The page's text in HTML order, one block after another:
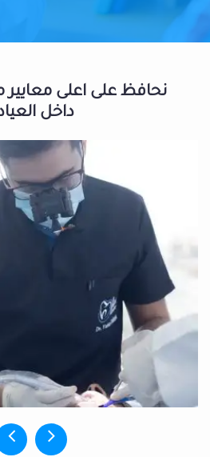
نحافظ على اعلى
داخل